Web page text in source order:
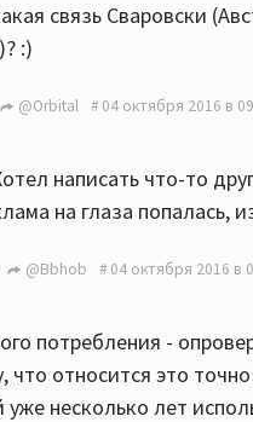
связь Сваровски
:)
@Orbital 04 октября 2016 в
написать что-то
на глаза попалась,
@Bbhob 04 октября 2016 в
потребления -
что относится это
несколько лет